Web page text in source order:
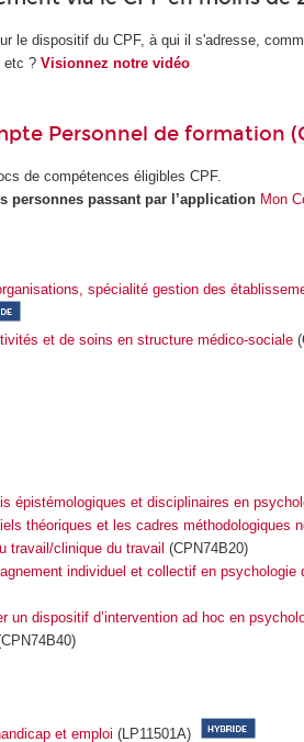
le dispositif du CPF, à qui il s'adresse,
etc ?Visionnez notre vidéo
Personnel de formation
de compétences éligibles CPF.
personnes passant par l’application Mon
spécialité gestion des
et de soins en structure médico-sociale
épistémologiques et disciplinaires en
théoriques et les cadres méthodologiques
travail/clinique du travail (CPN74B20)
individuel et collectif en psychologie
un dispositif d’intervention ad hoc en
et emploi (LP11501A)